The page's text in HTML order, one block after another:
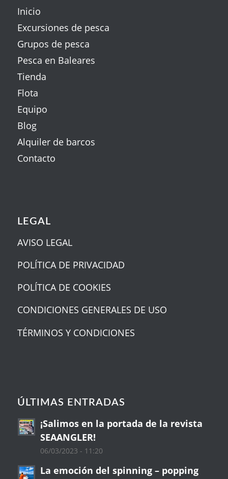
Inicio
Excursiones de pesca
Grupos de pesca
Pesca en Baleares
Tienda
Flota
Equipo
Blog
Alquiler de barcos
Contacto
LEGAL
AVISO LEGAL
POLÍTICA DE PRIVACIDAD
POLÍTICA DE COOKIES
CONDICIONES GENERALES DE USO
TÉRMINOS Y CONDICIONES
ÚLTIMAS ENTRADAS
¡Salimos en la portada de la revista
SEAANGLER!
06/03/2023 - 11:20
La emoción del spinning – popping